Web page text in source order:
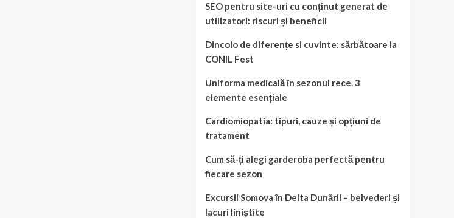
SEO pentru site-uri cu conținut generat de
utilizatori: riscuri și beneficii
Dincolo de diferențe si cuvinte: sărbătoare la
CONIL Fest
Uniforma medicală în sezonul rece. 3
elemente esențiale
Cardiomiopatia: tipuri, cauze și opțiuni de
tratament
Cum să-ți alegi garderoba perfectă pentru
fiecare sezon
Excursii Somova în Delta Dunării – belvederi și
lacuri liniștite